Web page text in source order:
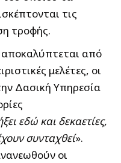
τις
τροφής.
από
μελέτες, οι
Δασική Υπηρεσία
εδώ και δεκαετίες,
συνταχθεί».
οι